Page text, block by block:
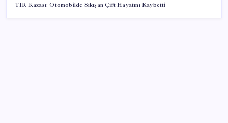
TIR Kazası: Otomobilde Sıkışan Çift Hayatını Kaybetti